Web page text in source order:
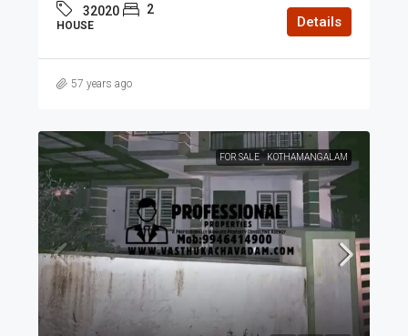
32020 2
HOUSE Details
57 years ago
FOR SALE KOTHAMANGALAM